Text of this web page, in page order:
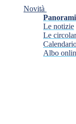
Novità
Le notizie
Le
Albo